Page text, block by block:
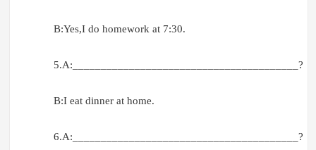
B:Yes,I do homework at 7:30.
5.A:________________________________________?
B:I eat dinner at home.
6.A:________________________________________?